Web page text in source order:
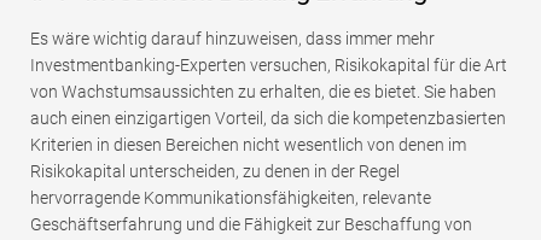
Es wäre wichtig darauf hinzuweisen, dass immer mehr
Investmentbanking-Experten versuchen, Risikokapital für die Art
von Wachstumsaussichten zu erhalten, die es bietet. Sie haben
auch einen einzigartigen Vorteil, da sich die kompetenzbasierten
Kriterien in diesen Bereichen nicht wesentlich von denen im
Risikokapital unterscheiden, zu denen in der Regel
hervorragende Kommunikationsfähigkeiten, relevante
Geschäftserfahrung und die Fähigkeit zur Beschaffung von